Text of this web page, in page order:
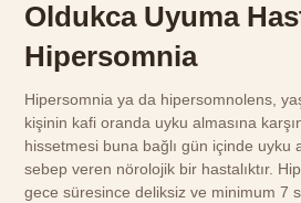
Oldukca Uyuma
Hipersomnia
Hipersomnia ya da hipersomnolens, yaş
kişinin kafi oranda uyku almasına
hissetmesi buna bağlı gün içinde uyku
sebep veren nörolojik bir hastalıktır.
gece süresince deliksiz ve minimum 7